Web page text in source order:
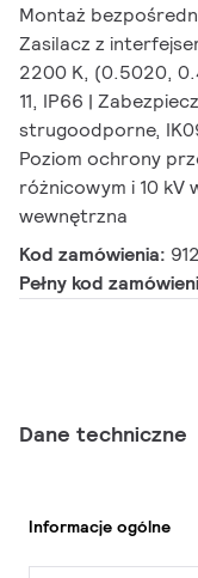
Montaż
Zasilacz z
2200 K, (0.5020,
11, IP66 |
strugoodporne,
Poziom ochrony
różnicowym i 10 kV
wewnętrzna
Kod zamówienia:
Pełny kod
Dane techniczne
Informacje ogólne